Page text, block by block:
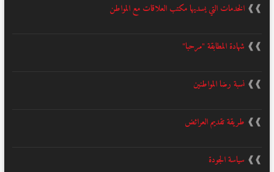
❱❱ الخدمات التي يسديها مكتب العلاقات مع المواطن
❱❱ شهادة المطابقة "مرحبا"
❱❱ نسبة رضا المواطنين
❱❱ طريقة تقديم العرائض
❱❱ سياسة الجودة